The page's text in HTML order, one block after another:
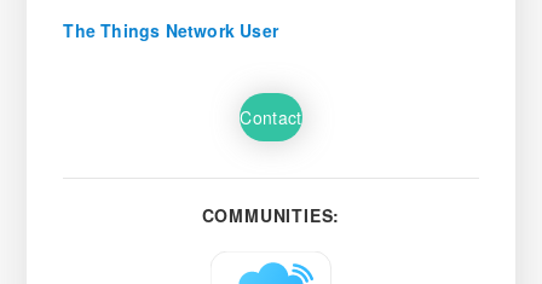
The Things Network User
Contact
COMMUNITIES: